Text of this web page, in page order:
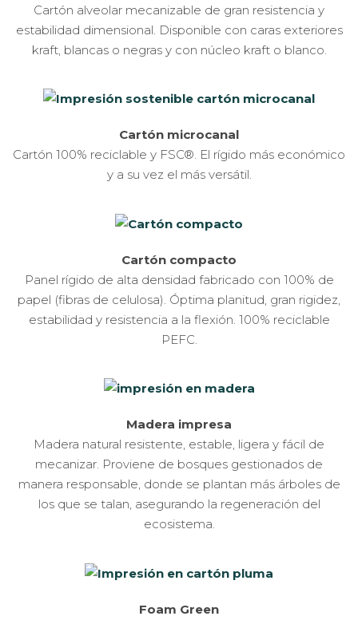
Cartón alveolar mecanizable de gran resistencia y
estabilidad dimensional. Disponible con caras exteriores
kraft, blancas o negras y con núcleo kraft o blanco.
Cartón microcanal
Cartón 100% reciclable y FSC®. El rígido más económico
y a su vez el más versátil.
Cartón compacto
Panel rígido de alta densidad fabricado con 100% de
papel (fibras de celulosa). Óptima planitud, gran rigidez,
estabilidad y resistencia a la flexión. 100% reciclable
PEFC.
Madera impresa
Madera natural resistente, estable, ligera y fácil de
mecanizar. Proviene de bosques gestionados de
manera responsable, donde se plantan más árboles de
los que se talan, asegurando la regeneración del
ecosistema.
Foam Green